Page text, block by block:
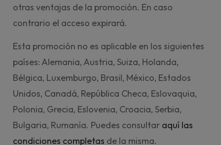
otras ventajas de la promoción. En caso
contrario el acceso expirará.
Esta promoción no es aplicable en los siguientes
países: Alemania, Austria, Suiza, Holanda,
Bélgica, Luxemburgo, Brasil, México, Estados
Unidos, Canadá, República Checa, Eslovaquia,
Polonia, Grecia, Eslovenia, Croacia, Serbia,
Bulgaria, Rumanía. Puedes consultar aquí las
condiciones completas de la misma.